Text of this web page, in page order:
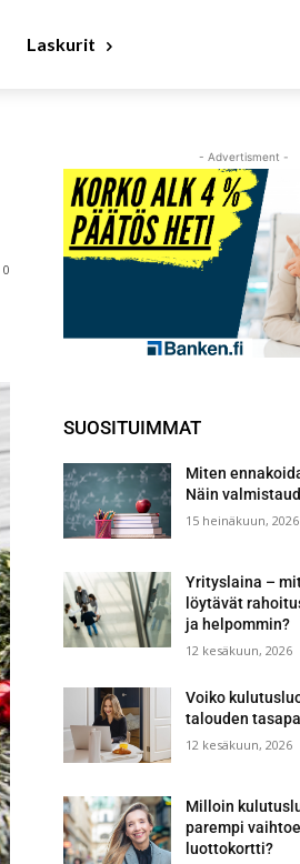
Laskurit
0
- Advertisment -
SUOSITUIMMAT
Miten
Näin
15 heinäkuun, 2026
Yrityslaina –
löytävät
ja helpommin?
12 kesäkuun, 2026
Voiko
talouden
12 kesäkuun, 2026
Milloin
parempi
luottokortti?